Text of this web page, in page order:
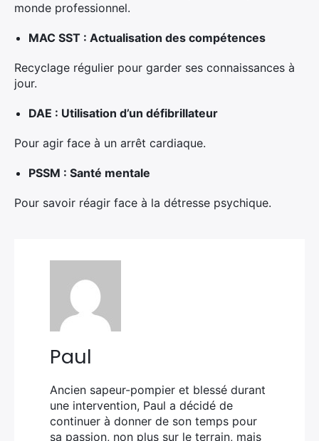
monde professionnel.
MAC SST : Actualisation des compétences
Recyclage régulier pour garder ses connaissances à
jour.
DAE : Utilisation d’un défibrillateur
Pour agir face à un arrêt cardiaque.
PSSM : Santé mentale
Pour savoir réagir face à la détresse psychique.
Paul
Ancien sapeur-pompier et blessé durant
une intervention, Paul a décidé de
continuer à donner de son temps pour
sa passion, non plus sur le terrain, mais